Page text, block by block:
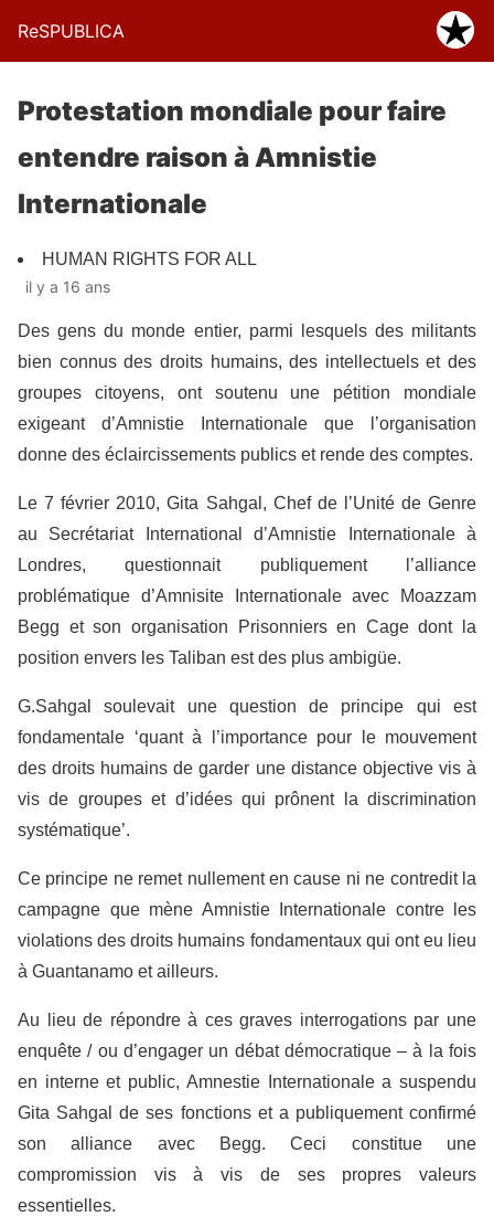
ReSPUBLICA
Protestation mondiale pour faire
entendre raison à Amnistie
Internationale
HUMAN RIGHTS FOR ALL
il y a 16 ans
Des gens du monde entier, parmi lesquels des militants
bien connus des droits humains, des intellectuels et des
groupes citoyens, ont soutenu une pétition mondiale
exigeant d’Amnistie Internationale que l’organisation
donne des éclaircissements publics et rende des comptes.
Le 7 février 2010, Gita Sahgal, Chef de l’Unité de Genre
au Secrétariat International d’Amnistie Internationale à
Londres, questionnait publiquement l’alliance
problématique d’Amnisite Internationale avec Moazzam
Begg et son organisation Prisonniers en Cage dont la
position envers les Taliban est des plus ambigüe.
G.Sahgal soulevait une question de principe qui est
fondamentale ‘quant à l’importance pour le mouvement
des droits humains de garder une distance objective vis à
vis de groupes et d’idées qui prônent la discrimination
systématique’.
Ce principe ne remet nullement en cause ni ne contredit la
campagne que mène Amnistie Internationale contre les
violations des droits humains fondamentaux qui ont eu lieu
à Guantanamo et ailleurs.
Au lieu de répondre à ces graves interrogations par une
enquête / ou d’engager un débat démocratique – à la fois
en interne et public, Amnestie Internationale a suspendu
Gita Sahgal de ses fonctions et a publiquement confirmé
son alliance avec Begg. Ceci constitue une
compromission vis à vis de ses propres valeurs
essentielles.